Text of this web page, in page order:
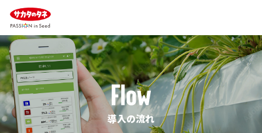
導入の流れ